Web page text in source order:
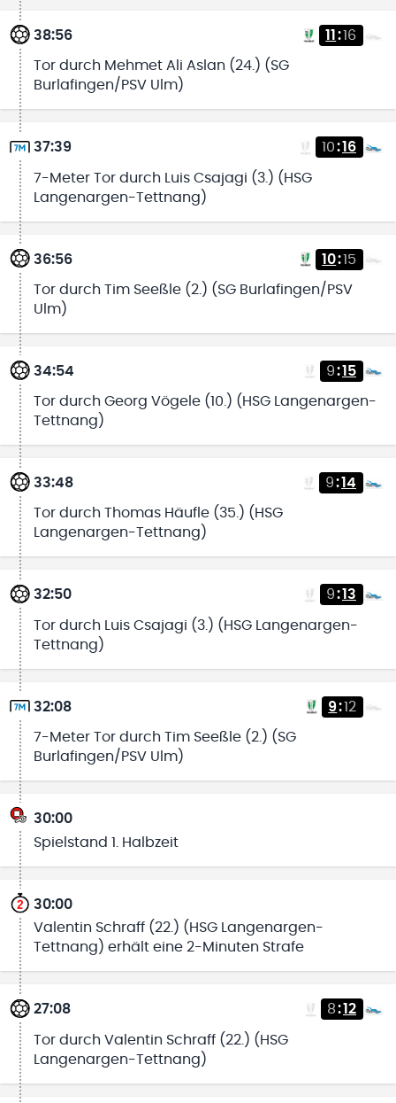
38:56 11 :16
Tor durch Mehmet Ali Aslan (24.) (SG
Burlafingen/PSV Ulm)
37:39 10:16
7-Meter Tor durch Luis Csajagi (3.) (HSG
Langenargen-Tettnang)
36:56 10:15
Tor durch Tim Seeßle (2.) (SG Burlafingen/PSV
Ulm)
34:54 9:15
Tor durch Georg Vögele (10.) (HSG Langenargen-
Tettnang)
33:48 9:14
Tor durch Thomas Häufle (35.) (HSG
Langenargen-Tettnang)
32:50 9:13
Tor durch Luis Csajagi (3.) (HSG Langenargen-
Tettnang)
32:08 9:12
7-Meter Tor durch Tim Seeßle (2.) (SG
Burlafingen/PSV Ulm)
30:00
Spielstand 1. Halbzeit
30:00
Valentin Schraff (22.) (HSG Langenargen-
Tettnang) erhält eine 2-Minuten Strafe
27:08 8:12
Tor durch Valentin Schraff (22.) (HSG
Langenargen-Tettnang)